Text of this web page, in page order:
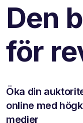
Den
för
Öka din
online med
medier